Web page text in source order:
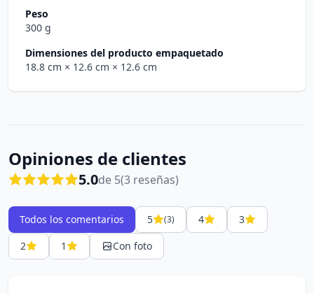
Peso
300 g
Dimensiones del producto empaquetado
18.8 cm × 12.6 cm × 12.6 cm
Opiniones de clientes
5.0de 5(3 reseñas)
Todos los comentarios 5 (3) 4
3
2
1 Con foto